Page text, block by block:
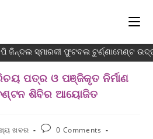
ଜିନ୍ଦଲ ସ୍ମାରକୀ ଫୁଟବଲ ଟୁର୍ଣ୍ଣାମେଣ୍ଟ
ପତ୍ର ଓ ପଞ୍ଜିକୃତ ନିର୍ମାଣ
ଶିବିର ଆୟୋଜିତ
ଖବର
0 Comments